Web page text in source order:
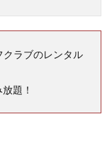
クラブのレンタル
題！